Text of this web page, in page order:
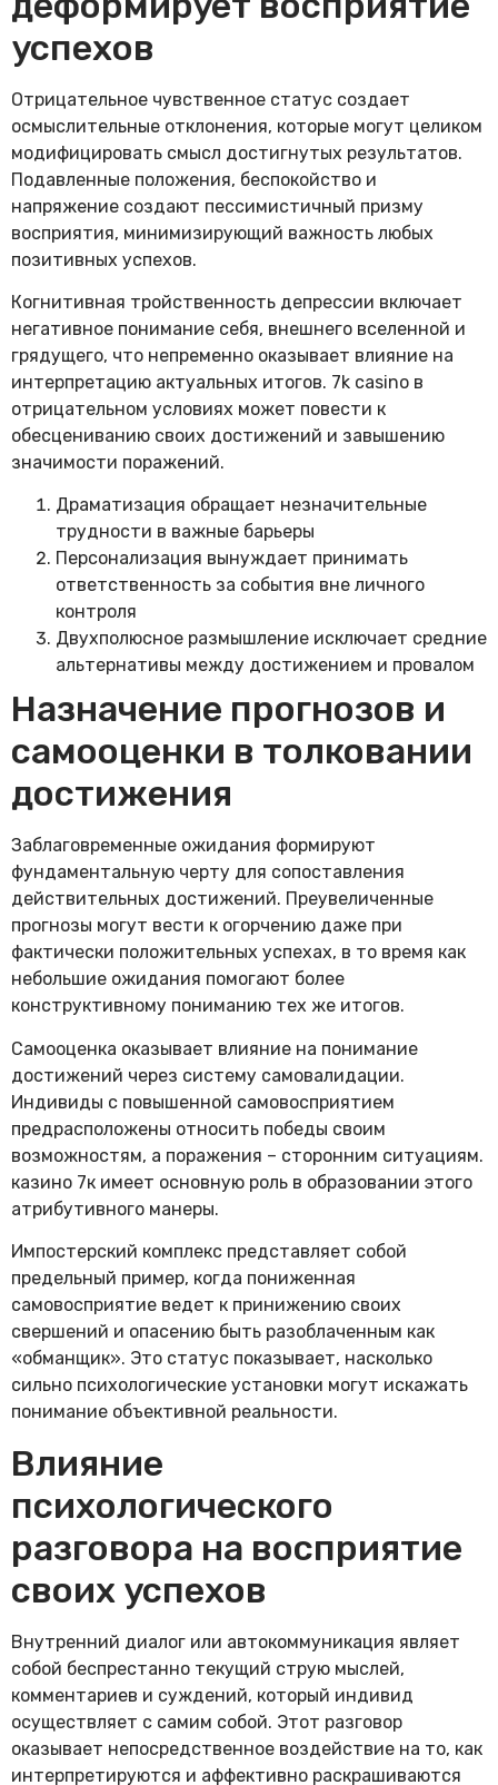
успехов
Отрицательное чувственное статус создает
осмыслительные отклонения, которые могут целиком
модифицировать смысл достигнутых результатов.
Подавленные положения, беспокойство и
напряжение создают пессимистичный призму
восприятия, минимизирующий важность любых
позитивных успехов.
Когнитивная тройственность депрессии включает
негативное понимание себя, внешнего вселенной и
грядущего, что непременно оказывает влияние на
интерпретацию актуальных итогов. 7k casino в
отрицательном условиях может повести к
обесцениванию своих достижений и завышению
значимости поражений.
Драматизация обращает незначительные
трудности в важные барьеры
Персонализация вынуждает принимать
ответственность за события вне личного
контроля
Двухполюсное размышление исключает средние
альтернативы между достижением и провалом
Назначение прогнозов и
самооценки в толковании
достижения
Заблаговременные ожидания формируют
фундаментальную черту для сопоставления
действительных достижений. Преувеличенные
прогнозы могут вести к огорчению даже при
фактически положительных успехах, в то время как
небольшие ожидания помогают более
конструктивному пониманию тех же итогов.
Самооценка оказывает влияние на понимание
достижений через систему самовалидации.
Индивиды с повышенной самовосприятием
предрасположены относить победы своим
возможностям, а поражения – сторонним ситуациям.
казино 7к имеет основную роль в образовании этого
атрибутивного манеры.
Импостерский комплекс представляет собой
предельный пример, когда пониженная
самовосприятие ведет к принижению своих
свершений и опасению быть разоблаченным как
«обманщик». Это статус показывает, насколько
сильно психологические установки могут искажать
понимание объективной реальности.
Влияние
психологического
разговора на восприятие
своих успехов
Внутренний диалог или автокоммуникация являет
собой беспрестанно текущий струю мыслей,
комментариев и суждений, который индивид
осуществляет с самим собой. Этот разговор
оказывает непосредственное воздействие на то, как
интерпретируются и аффективно раскрашиваются